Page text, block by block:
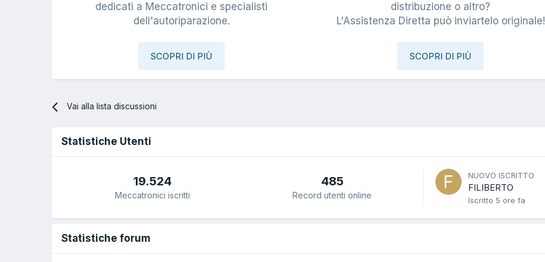
dedicati a Meccatronici e specialisti
dell'autoriparazione.
SCOPRI DI PIÙ
distribuzione o altro?
L'Assistenza Diretta può inviartelo originale!
SCOPRI DI PIÙ
Vai alla lista discussioni
Statistiche Utenti
19.524
Meccatronici iscritti
485
Record utenti online
NUOVO ISCRITTO
FILIBERTO
Iscritto 5 ore fa
Statistiche forum